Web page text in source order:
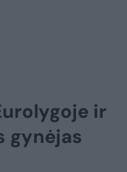
ir
gynėjas